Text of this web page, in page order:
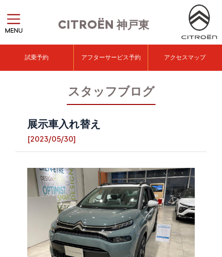
CITROËN神戸東
MENU
試乗予約 アフターサービス予約 アクセスマップ
スタッフブログ
展示車入れ替え
[2023/05/30]